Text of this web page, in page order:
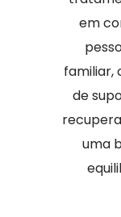
em
familiar,
de
uma